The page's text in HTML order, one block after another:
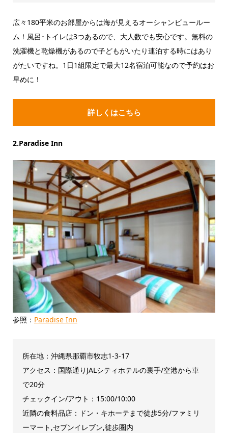
広々180平米のお部屋からは海が見えるオーシャンビュールー
ム！風呂･トイレは3つあるので、大人数でも安心です。無料の
洗濯機と乾燥機があるので子どもがいたり連泊する時にはあり
がたいですね。1日1組限定で最大12名宿泊可能なので予約はお
早めに！
詳しくはこちら
2.Paradise Inn
参照： Paradise Inn
所在地：沖縄県那覇市牧志1-3-17
アクセス：国際通りJALシティホテルの裏手/空港から車
で20分
チェックイン/アウト：15:00/10:00
近隣の食料品店：ドン・キホーテまで徒歩5分/ファミリ
ーマート,セブンイレブン,徒歩圏内